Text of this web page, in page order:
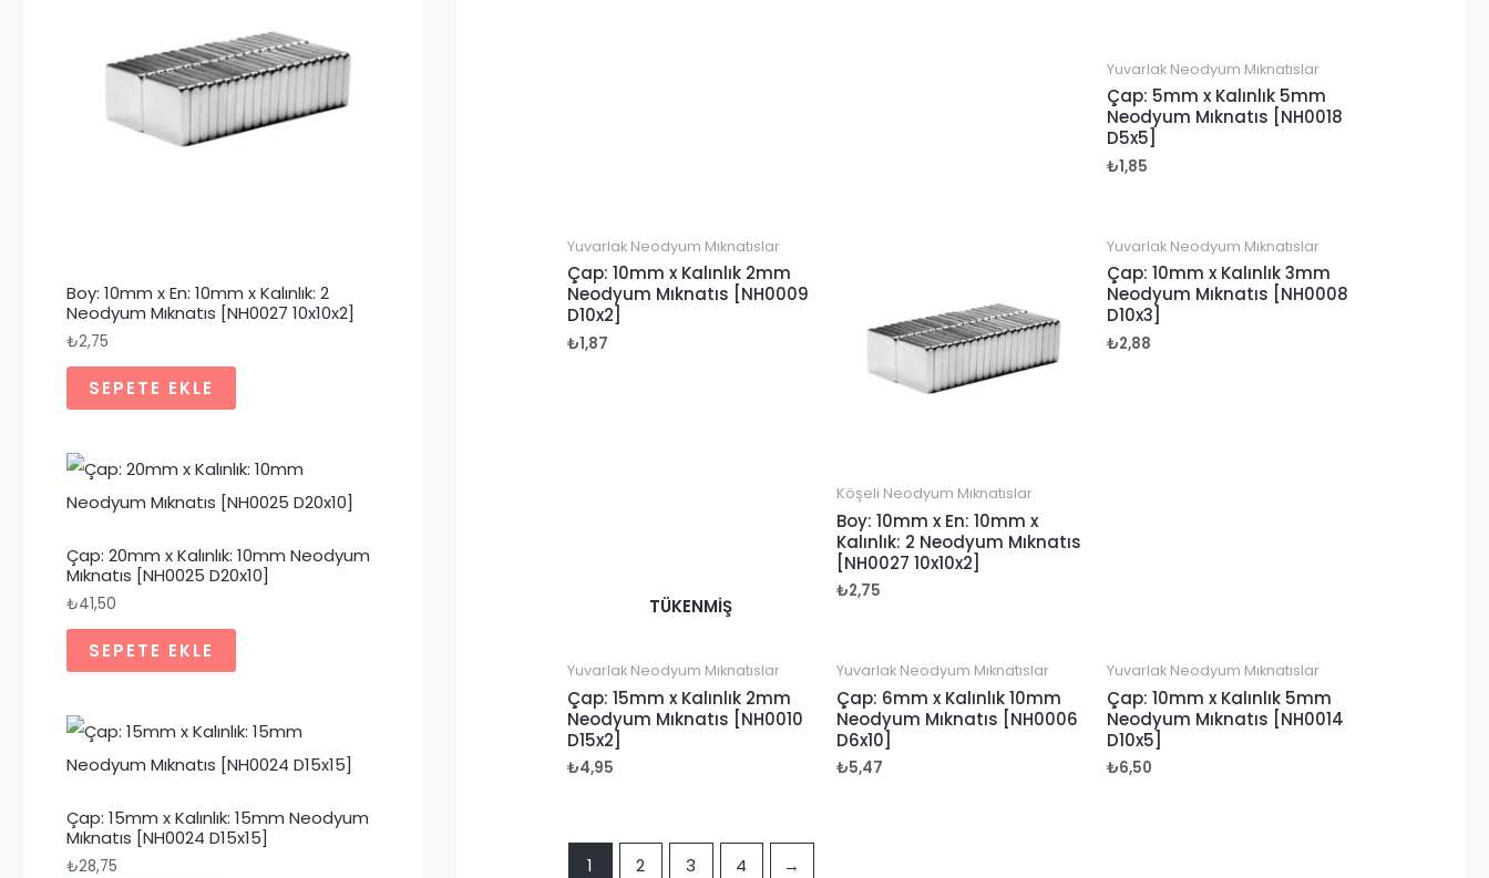
Boy: 10mm x En: 10mm x Kalınlık: 2
Neodyum Mıknatıs [NH0027 10x10x2]
₺2,75
SEPETE EKLE
Çap: 20mm x Kalınlık: 10mm Neodyum
Mıknatıs [NH0025 D20x10]
₺41,50
SEPETE EKLE
Çap: 15mm x Kalınlık: 15mm Neodyum
Mıknatıs [NH0024 D15x15]
₺28,75
Yuvarlak Neodyum Mıknatıslar
Çap: 5mm x Kalınlık 5mm
Neodyum Mıknatıs [NH0018
D5x5]
₺1,85
Yuvarlak Neodyum Mıknatıslar
Çap: 10mm x Kalınlık 2mm
Neodyum Mıknatıs [NH0009
D10x2]
₺1,87
Köşeli Neodyum Mıknatıslar
Boy: 10mm x En: 10mm x
Kalınlık: 2 Neodyum Mıknatıs
[NH0027 10x10x2]
₺2,75
Yuvarlak Neodyum Mıknatıslar
Çap: 10mm x Kalınlık 3mm
Neodyum Mıknatıs [NH0008
D10x3]
₺2,88
TÜKENMIŞ
Yuvarlak Neodyum Mıknatıslar
Çap: 15mm x Kalınlık 2mm
Neodyum Mıknatıs [NH0010
D15x2]
₺4,95
Yuvarlak Neodyum Mıknatıslar
Çap: 6mm x Kalınlık 10mm
Neodyum Mıknatıs [NH0006
D6x10]
₺5,47
Yuvarlak Neodyum Mıknatıslar
Çap: 10mm x Kalınlık 5mm
Neodyum Mıknatıs [NH0014
D10x5]
₺6,50
1 2 3 4 →